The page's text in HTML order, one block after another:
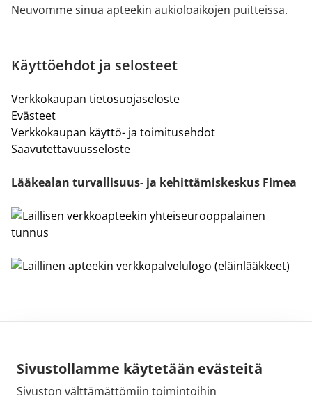
Sivustollamme käytetään evästeitä
Sivuston välttämättömiin toimintoihin
Neuvomme sinua apteekin aukioloaikojen puitteissa.
Käyttöehdot ja selosteet
Verkkokaupan tietosuojaseloste
Evästeet
Verkkokaupan käyttö- ja toimitusehdot
Saavutettavuusseloste
Lääkealan turvallisuus- ja kehittämiskeskus Fimea